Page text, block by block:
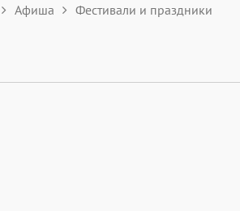
Афиша Фестивали и праздники